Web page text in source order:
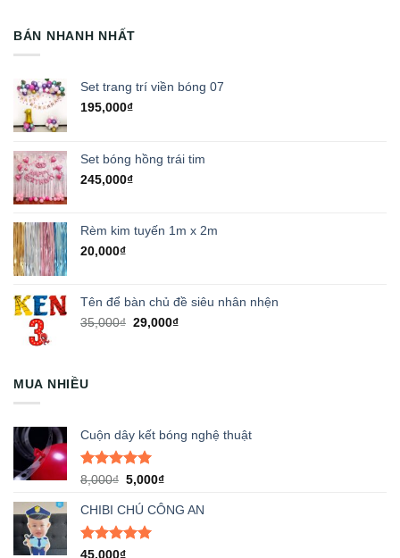
BÁN NHANH NHẤT
Set trang trí viền bóng 07
195,000₫
Set bóng hồng trái tim
245,000₫
Rèm kim tuyến 1m x 2m
20,000₫
Tên để bàn chủ đề siêu nhân nhện
35,000₫ Giá
29,000₫Giá
MUA NHIỀU
Cuộn dây kết bóng nghệ thuật
Được xếp
5 sao
8,000₫ Giá
là:
8,000₫.
5,000₫Giá
tại
CHIBI CHÚ CÔNG AN
Được xếp
45,000₫